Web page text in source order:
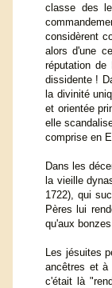
classe des
considèrent
alors d'une
réputation
dissidente !
la divinité
et orientée
elle
comprise en
Dans les
la vieille
1722), qui
Pères lui
qu'aux
Les jésuites
ancêtres et à
c'était là